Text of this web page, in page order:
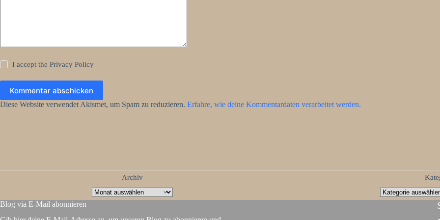
I accept thePrivacy Policy
Kommentar abschicken
Diese Website verwendet Akismet, um Spam zu reduzieren. Erfahre, wie deine Kommentardaten verarbeitet werden.
Archiv
Blog via E-Mail abonnieren